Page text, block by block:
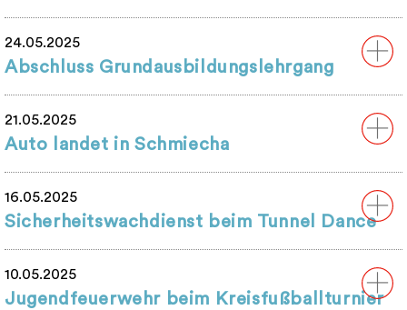
24.05.2025
Abschluss Grundausbildungslehrgang
21.05.2025
Auto landet in Schmiecha
16.05.2025
Sicherheitswachdienst beim Tunnel Dance
10.05.2025
Jugendfeuerwehr beim Kreisfußballturnier